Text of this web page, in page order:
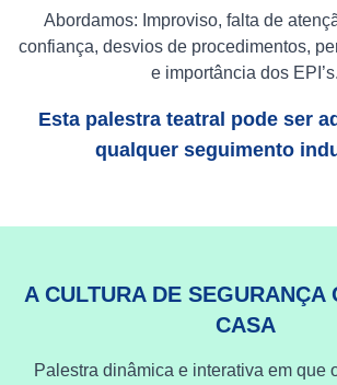
Abordamos: Improviso, falta de
confiança, desvios de procedimentos,
e importância dos EPI’s.
Esta palestra teatral pode ser
qualquer seguimento
A CULTURA DE SEGURANÇA
CASA
Palestra dinâmica e interativa em que